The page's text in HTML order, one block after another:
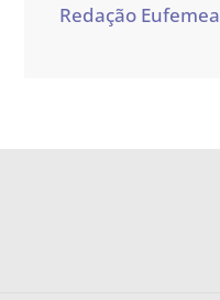
Redação Eufemea